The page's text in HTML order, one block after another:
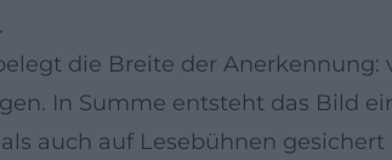
die Breite der
In Summe entsteht das Bild
auch auf Lesebühnen gesichert